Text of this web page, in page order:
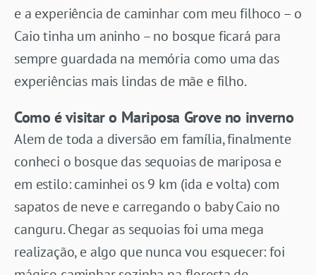
e a experiência de caminhar com meu filhoco – o
Caio tinha um aninho – no bosque ficará para
sempre guardada na memória como uma das
experiências mais lindas de mãe e filho.
Como é visitar o Mariposa Grove no inverno
Alem de toda a diversão em família, finalmente
conheci o bosque das sequoias de mariposa e
em estilo: caminhei os 9 km (ida e volta) com
sapatos de neve e carregando o baby Caio no
canguru. Chegar as sequoias foi uma mega
realização, e algo que nunca vou esquecer: foi